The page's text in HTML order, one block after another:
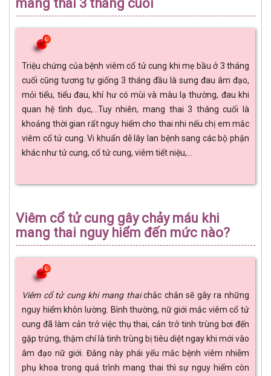
mang thai 3 tháng cuối
Triệu chứng của bệnh viêm cổ tử cung khi mẹ bầu ở 3 tháng
cuối cũng tương tự giống 3 tháng đầu là sưng đau âm đạo,
mỏi tiểu, tiểu đau, khí hư có mùi và màu lạ thường, đau khi
quan hệ tình dục,...Tuy nhiên, mang thai 3 tháng cuối là
khoảng thời gian rất nguy hiểm cho thai nhi nếu chị em mắc
viêm cổ tử cung. Vi khuẩn dễ lây lan bệnh sang các bộ phận
khác như tử cung, cổ tử cung, viêm tiết niệu,...
Viêm cổ tử cung gây chảy máu khi
mang thai nguy hiểm đến mức nào?
Viêm cổ tử cung khi mang thaichắc chắn sẽ gây ra những
nguy hiểm khôn lường. Bình thường, nữ giới mắc viêm cổ tử
cung đã làm cản trở việc thụ thai, cản trở tinh trùng bơi đến
gặp trứng, thậm chí là tinh trùng bị tiêu diệt ngay khi mới vào
âm đạo nữ giới. Đằng này phái yếu mắc bệnh viêm nhiễm
phụ khoa trong quá trình mang thai thì sự nguy hiểm còn